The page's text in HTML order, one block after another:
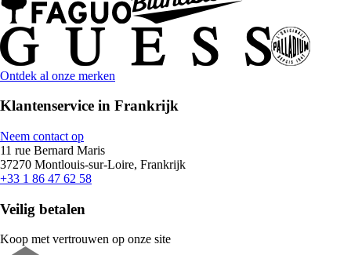
Ontdek al onze merken
Klantenservice in Frankrijk
Neem contact op
11 rue Bernard Maris
37270 Montlouis-sur-Loire, Frankrijk
+33 1 86 47 62 58
Veilig betalen
Koop met vertrouwen op onze site